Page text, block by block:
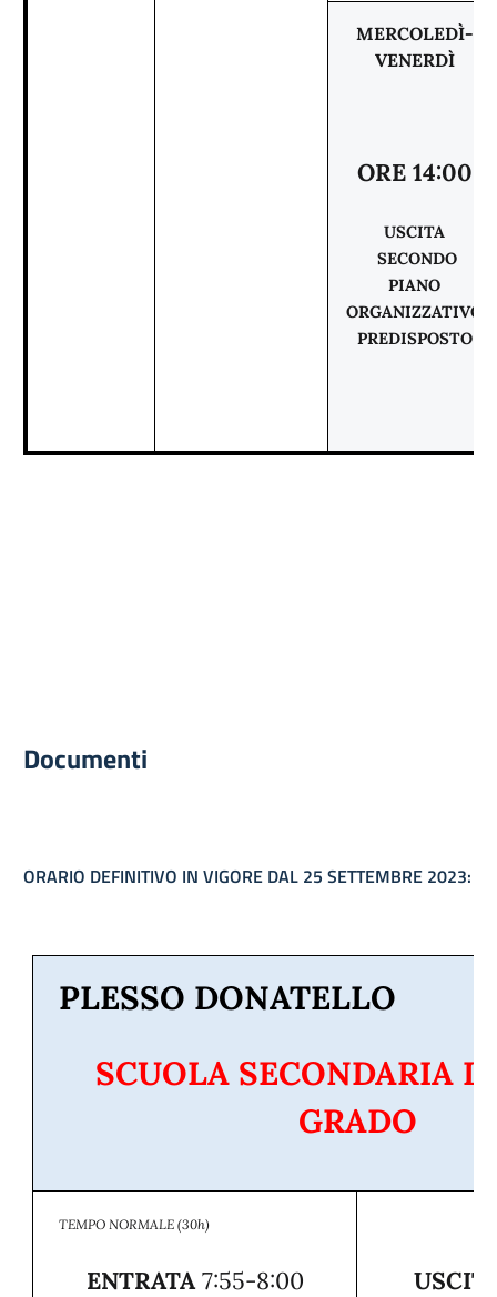
MERCOLEDÌ-
VENERDÌ
ORE 14:00
USCITA
SECONDO
PIANO
ORGANIZZATIVO
PREDISPOSTO
Documenti
ORARIO DEFINITIVO IN VIGORE DAL 25 SETTEMBRE 2023:
PLESSO DONATELLO
SCUOLA SECONDARIA
GRADO
TEMPO NORMALE (30h)
ENTRATA7:55-8:00